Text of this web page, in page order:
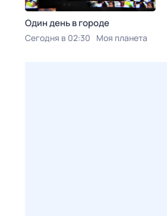
Один день в городе
Сегодня в 02:30 Моя планета